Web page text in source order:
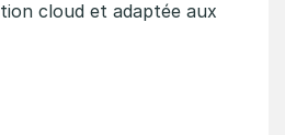
cloud et adaptée aux